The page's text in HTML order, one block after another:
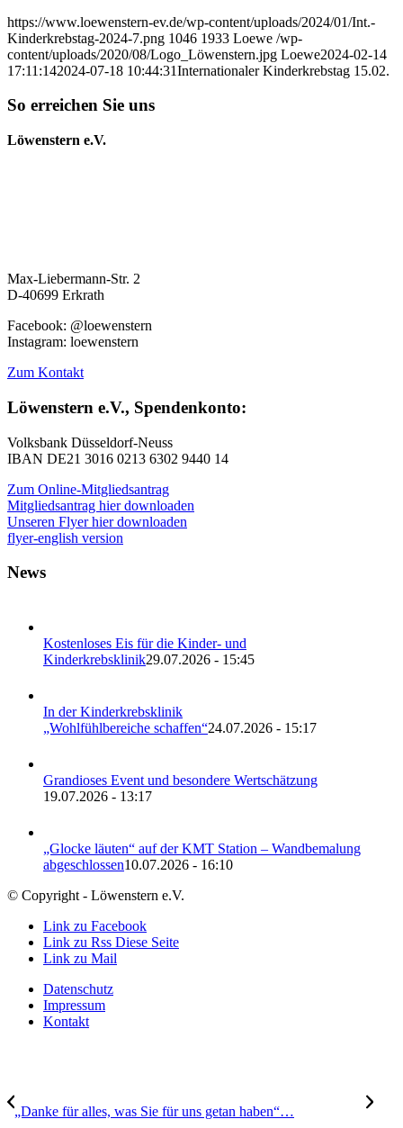
https://www.loewenstern-ev.de/wp-content/uploads/2024/01/Int.-
Kinderkrebstag-2024-7.png 1046 1933 Loewe /wp-
content/uploads/2020/08/Logo_Löwenstern.jpg Loewe2024-02-14
17:11:142024-07-18 10:44:31Internationaler Kinderkrebstag 15.02.
So erreichen Sie uns
Löwenstern e.V.
Max-Liebermann-Str. 2
D-40699 Erkrath
Facebook: @loewenstern
Instagram: loewenstern
Zum Kontakt
Löwenstern e.V., Spendenkonto:
Volksbank Düsseldorf-Neuss
IBAN DE21 3016 0213 6302 9440 14
Zum Online-Mitgliedsantrag
Mitgliedsantrag hier downloaden
Unseren Flyer hier downloaden
flyer-english version
News
Kostenloses Eis für die Kinder- und
Kinderkrebsklinik29.07.2026 - 15:45
In der Kinderkrebsklinik
„Wohlfühlbereiche schaffen“24.07.2026 - 15:17
Grandioses Event und besondere Wertschätzung
19.07.2026 - 13:17
„Glocke läuten“ auf der KMT Station – Wandbemalung
abgeschlossen10.07.2026 - 16:10
© Copyright - Löwenstern e.V.
Link zu Facebook
Link zu Rss Diese Seite
Link zu Mail
Datenschutz
Impressum
Kontakt
„Danke für alles, was Sie für uns getan haben“…